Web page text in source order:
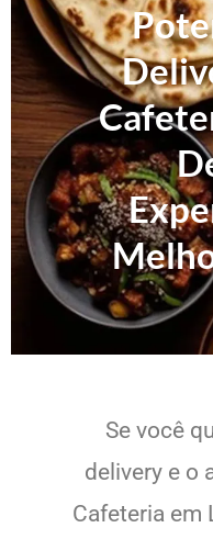
Se você
delivery e o
Cafeteria em